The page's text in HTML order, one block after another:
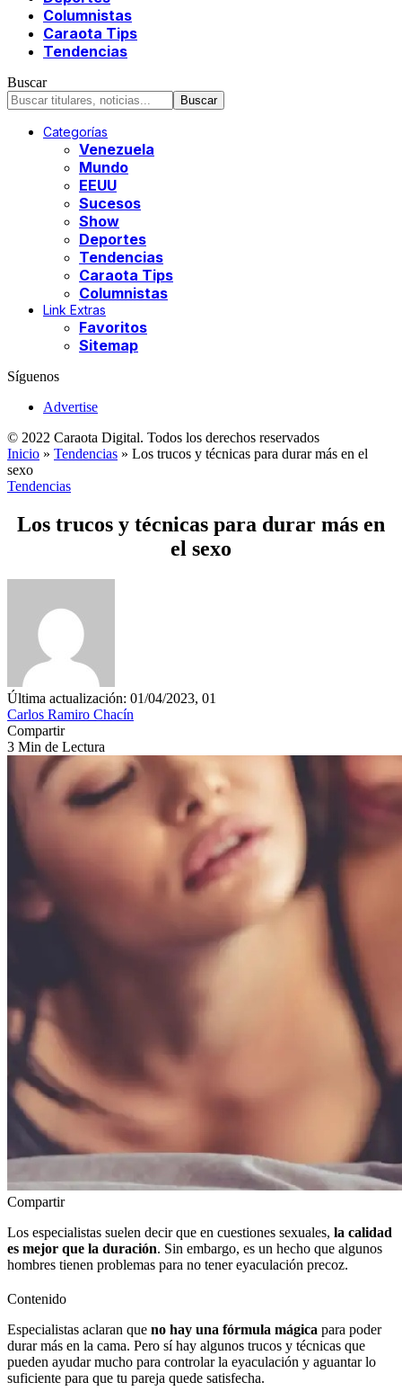
Columnistas
Caraota Tips
Tendencias
Buscar
Categorías
Venezuela
Mundo
EEUU
Sucesos
Show
Deportes
Tendencias
Caraota Tips
Columnistas
Link Extras
Favoritos
Sitemap
Síguenos
Advertise
© 2022 Caraota Digital. Todos los derechos reservados
Inicio » Tendencias » Los trucos y técnicas para durar más en el
sexo
Tendencias
Los trucos y técnicas para durar más en
el sexo
Última actualización: 01/04/2023, 01
Carlos Ramiro Chacín
Compartir
3 Min de Lectura
Compartir
Los especialistas suelen decir que en cuestiones sexuales, la calidad
es mejor que la duración. Sin embargo, es un hecho que algunos
hombres tienen problemas para no tener eyaculación precoz.
Contenido
Especialistas aclaran que no hay una fórmula mágica para poder
durar más en la cama. Pero sí hay algunos trucos y técnicas que
pueden ayudar mucho para controlar la eyaculación y aguantar lo
suficiente para que tu pareja quede satisfecha.